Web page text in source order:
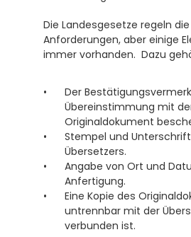
Die Landesgesetze regeln
Anforderungen, aber einige
immer vorhanden.  Dazu
Der
Übereinstimmung mit
Originaldokument
Stempel und
Übersetzers.
Angabe von Ort und
Anfertigung.
Eine Kopie des
untrennbar mit der
verbunden ist.